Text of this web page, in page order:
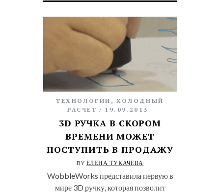
ТЕХНОЛОГИИ ,ХОЛОДНЫЙ
РАСЧЕТ
19.09.2013
3D РУЧКА В СКОРОМ
ВРЕМЕНИ МОЖЕТ
ПОСТУПИТЬ В ПРОДАЖУ
BY ЕЛЕНА ТУКАЧЁВА
WobbleWorks представила первую в
мире 3D ручку, которая позволит